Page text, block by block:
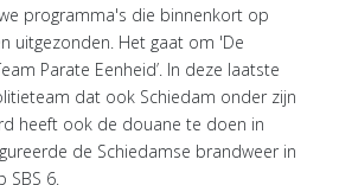
programma's die binnenkort op
uitgezonden. Het gaat om 'De
Parate Eenheid’. In deze laatste
dat ook Schiedam onder zijn
heeft ook de douane te doen in
de Schiedamse brandweer in
6.